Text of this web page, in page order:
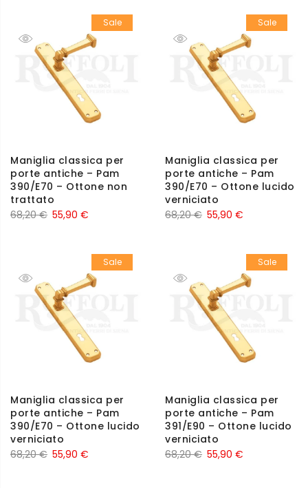
Sale
Maniglia classica per
porte antiche – Pam
390/E70 – Ottone non
trattato
68,20€ 55,90 €
Sale
Maniglia classica per
porte antiche – Pam
390/E70 – Ottone lucido
verniciato
68,20€ 55,90 €
Sale
Maniglia classica per
porte antiche – Pam
390/E70 – Ottone lucido
verniciato
68,20€ 55,90 €
Sale
Maniglia classica per
porte antiche – Pam
391/E90 – Ottone lucido
verniciato
68,20€ 55,90 €